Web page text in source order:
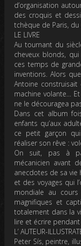
d’organisation
des croquis et
tchèque de Paris, du
LE LIVRE
Au tournant du
cheveux blonds,
ces temps de
inventions. Alors
Antoine
machine volante…
ne le découragea
Dans cet album
enfants qu’aux
ce petit garçon
réaliser son rêve :
On suit, pas à
mécanicien avant
anecdotes de sa vie
et des voyages qui
mondiale au
magnifiques et
totalement dans la
lire et écrire pendant
L’ AUTEUR-
Peter Sís, peintre,